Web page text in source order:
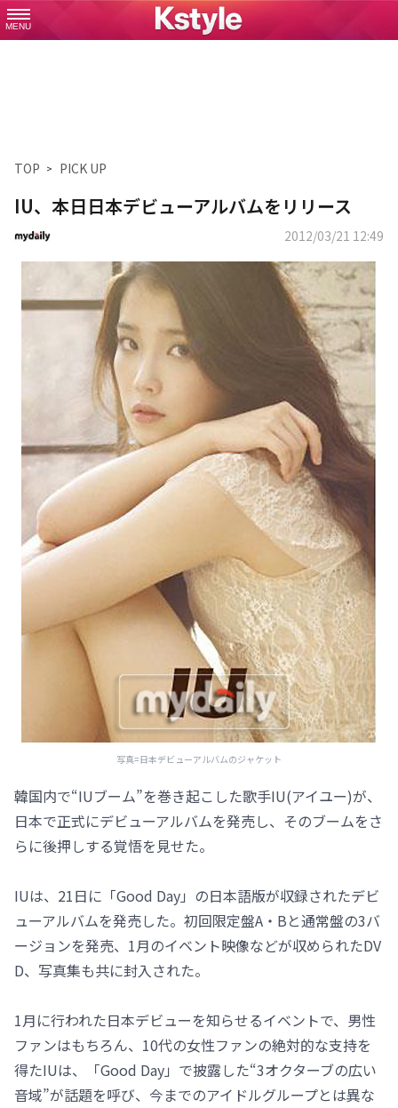
MENU
TOP PICK UP
IU、本日日本デビューアルバムをリリース
2012/03/21 12:49
写真=日本デビューアルバムのジャケット
韓国内で“IUブーム”を巻き起こした歌手IU(アイユー)が、
日本で正式にデビューアルバムを発売し、そのブームをさ
らに後押しする覚悟を見せた。
IUは、21日に「Good Day」の日本語版が収録されたデビ
ューアルバムを発売した。初回限定盤A・Bと通常盤の3バ
ージョンを発売、1月のイベント映像などが収められたDV
D、写真集も共に封入された。
1月に行われた日本デビューを知らせるイベントで、男性
ファンはもちろん、10代の女性ファンの絶対的な支持を
得たIUは、「Good Day」で披露した“3オクターブの広い
音域”が話題を呼び、今までのアイドルグループとは異な